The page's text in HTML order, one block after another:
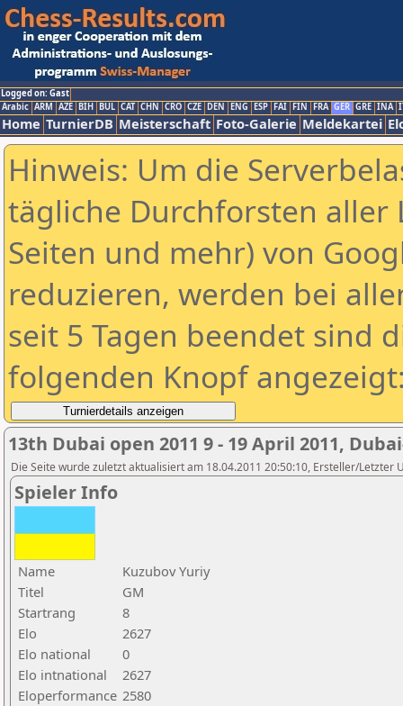
Logged on: Gast
Arabic ARM AZE BIH BUL CAT CHN CRO CZE DEN ENG ESP FAI FIN FRA GER GRE INA
Home TurnierDB Meisterschaft Foto-Galerie Meldekartei
Hinweis: Um die
tägliche Durchforsten aller
Seiten und mehr) von
reduzieren, werden bei
seit 5 Tagen beendet sind
folgenden Knopf
13th Dubai open 2011 9 - 19 April 2011,
Die Seite wurde zuletzt aktualisiert am 18.04.2011 20:50:10, Ersteller/Letzter
Spieler Info
Name
Kuzubov Yuriy
Titel
GM
Startrang
8
Elo
2627
Elo national
0
Elo intnational
2627
Eloperformance 2580